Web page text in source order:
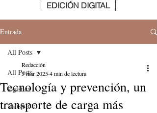
EDICIÓN DIGITAL
Entrada
All Posts
logistica
transporte
All Posts
Tecnología y prevención, un
transporte de carga más
Redacción
3 mar 20254 min de lectura